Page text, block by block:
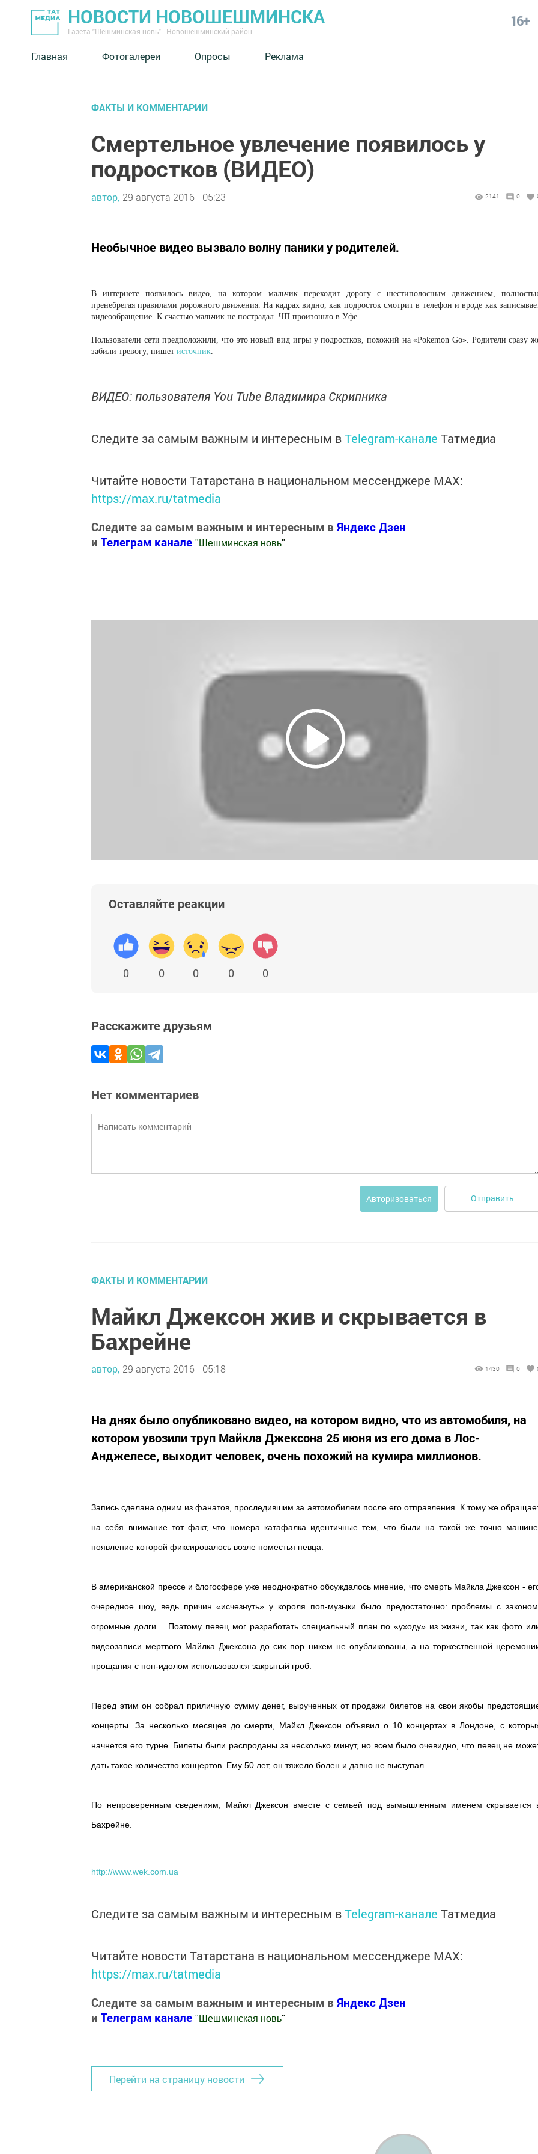
НОВОСТИ НОВОШЕШМИНСКА
Газета "Шешминская новь" - Новошешминский район
16+
Главная Фотогалереи Опросы Реклама
ФАКТЫ И КОММЕНТАРИИ
Смертельное увлечение появилось у
подростков (ВИДЕО)
автор, 29 августа 2016 - 05:23 2141 0
Необычное видео вызвало волну паники у родителей.
В интернете появилось видео, на котором мальчик переходит дорогу с шестиполосным движением,
пренебрегая правилами дорожного движения. На кадрах видно, как подросток смотрит в телефон и вроде как
видеообращение. К счастью мальчик не пострадал. ЧП произошло в Уфе.
Пользователи сети предположили, что это новый вид игры у подростков, похожий на «Pokemon Go». Родители сразу
забили тревогу, пишет источник.
ВИДЕО: пользователя You Tube Владимира Скрипника
Следите за самым важным и интересным вTelegram-канале Татмедиа
Читайте новости Татарстана в национальном мессенджере MАХ:
https://max.ru/tatmedia
Следите за самым важным и интересным в Яндекс Дзен
и Телеграм канале " Шешминская новь"
Оставляйте реакции
0 0 0 0 0
Расскажите друзьям
Нет комментариев
Авторизоваться Отправить
ФАКТЫ И КОММЕНТАРИИ
Майкл Джексон жив и скрывается в
Бахрейне
автор, 29 августа 2016 - 05:18 1430 0
На днях было опубликовано видео, на котором видно, что из автомобиля, на
котором увозили труп Майкла Джексона 25 июня из его дома в Лос-
Анджелесе, выходит человек, очень похожий на кумира миллионов.
Запись сделана одним из фанатов, проследившим за автомобилем после его отправления. К тому же
на себя внимание тот факт, что номера катафалка идентичные тем, что были на такой же точно машине,
появление которой фиксировалось возле поместья певца.
В американской прессе и блогосфере уже неоднократно обсуждалось мнение, что смерть Майкла Джексон -
очередное шоу, ведь причин «исчезнуть» у короля поп-музыки было предостаточно: проблемы с законом,
огромные долги… Поэтому певец мог разработать специальный план по «уходу» из жизни, так как фото
видеозаписи мертвого Майлка Джексона до сих пор никем не опубликованы, а на торжественной
прощания с поп-идолом использовался закрытый гроб.
Перед этим он собрал приличную сумму денег, вырученных от продажи билетов на свои якобы
концерты. За несколько месяцев до смерти, Майкл Джексон объявил о 10 концертах в Лондоне, с
начнется его турне. Билеты были распроданы за несколько минут, но всем было очевидно, что певец не
дать такое количество концертов. Ему 50 лет, он тяжело болен и давно не выступал.
По непроверенным сведениям, Майкл Джексон вместе с семьей под вымышленным именем скрывается
Бахрейне.
http://www.wek.com.ua
Следите за самым важным и интересным вTelegram-канале Татмедиа
Читайте новости Татарстана в национальном мессенджере MАХ:
https://max.ru/tatmedia
Следите за самым важным и интересным в Яндекс Дзен
и Телеграм канале " Шешминская новь"
Перейти на страницу новости